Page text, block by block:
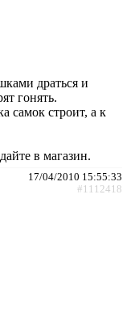
драться и
гонять.
самок строит, а к
в магазин.
17/04/2010 15:55:33
#1112418